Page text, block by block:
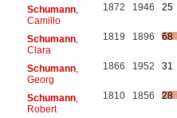
Schumann,
Camillo
1872 1946 25
Schumann,
Clara
1819 1896 68
Schumann,
Georg
1866 1952 31
Schumann,
Robert
1810 1856 28